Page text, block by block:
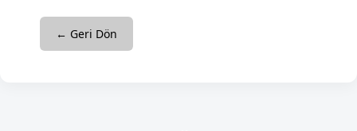
← Geri Dön